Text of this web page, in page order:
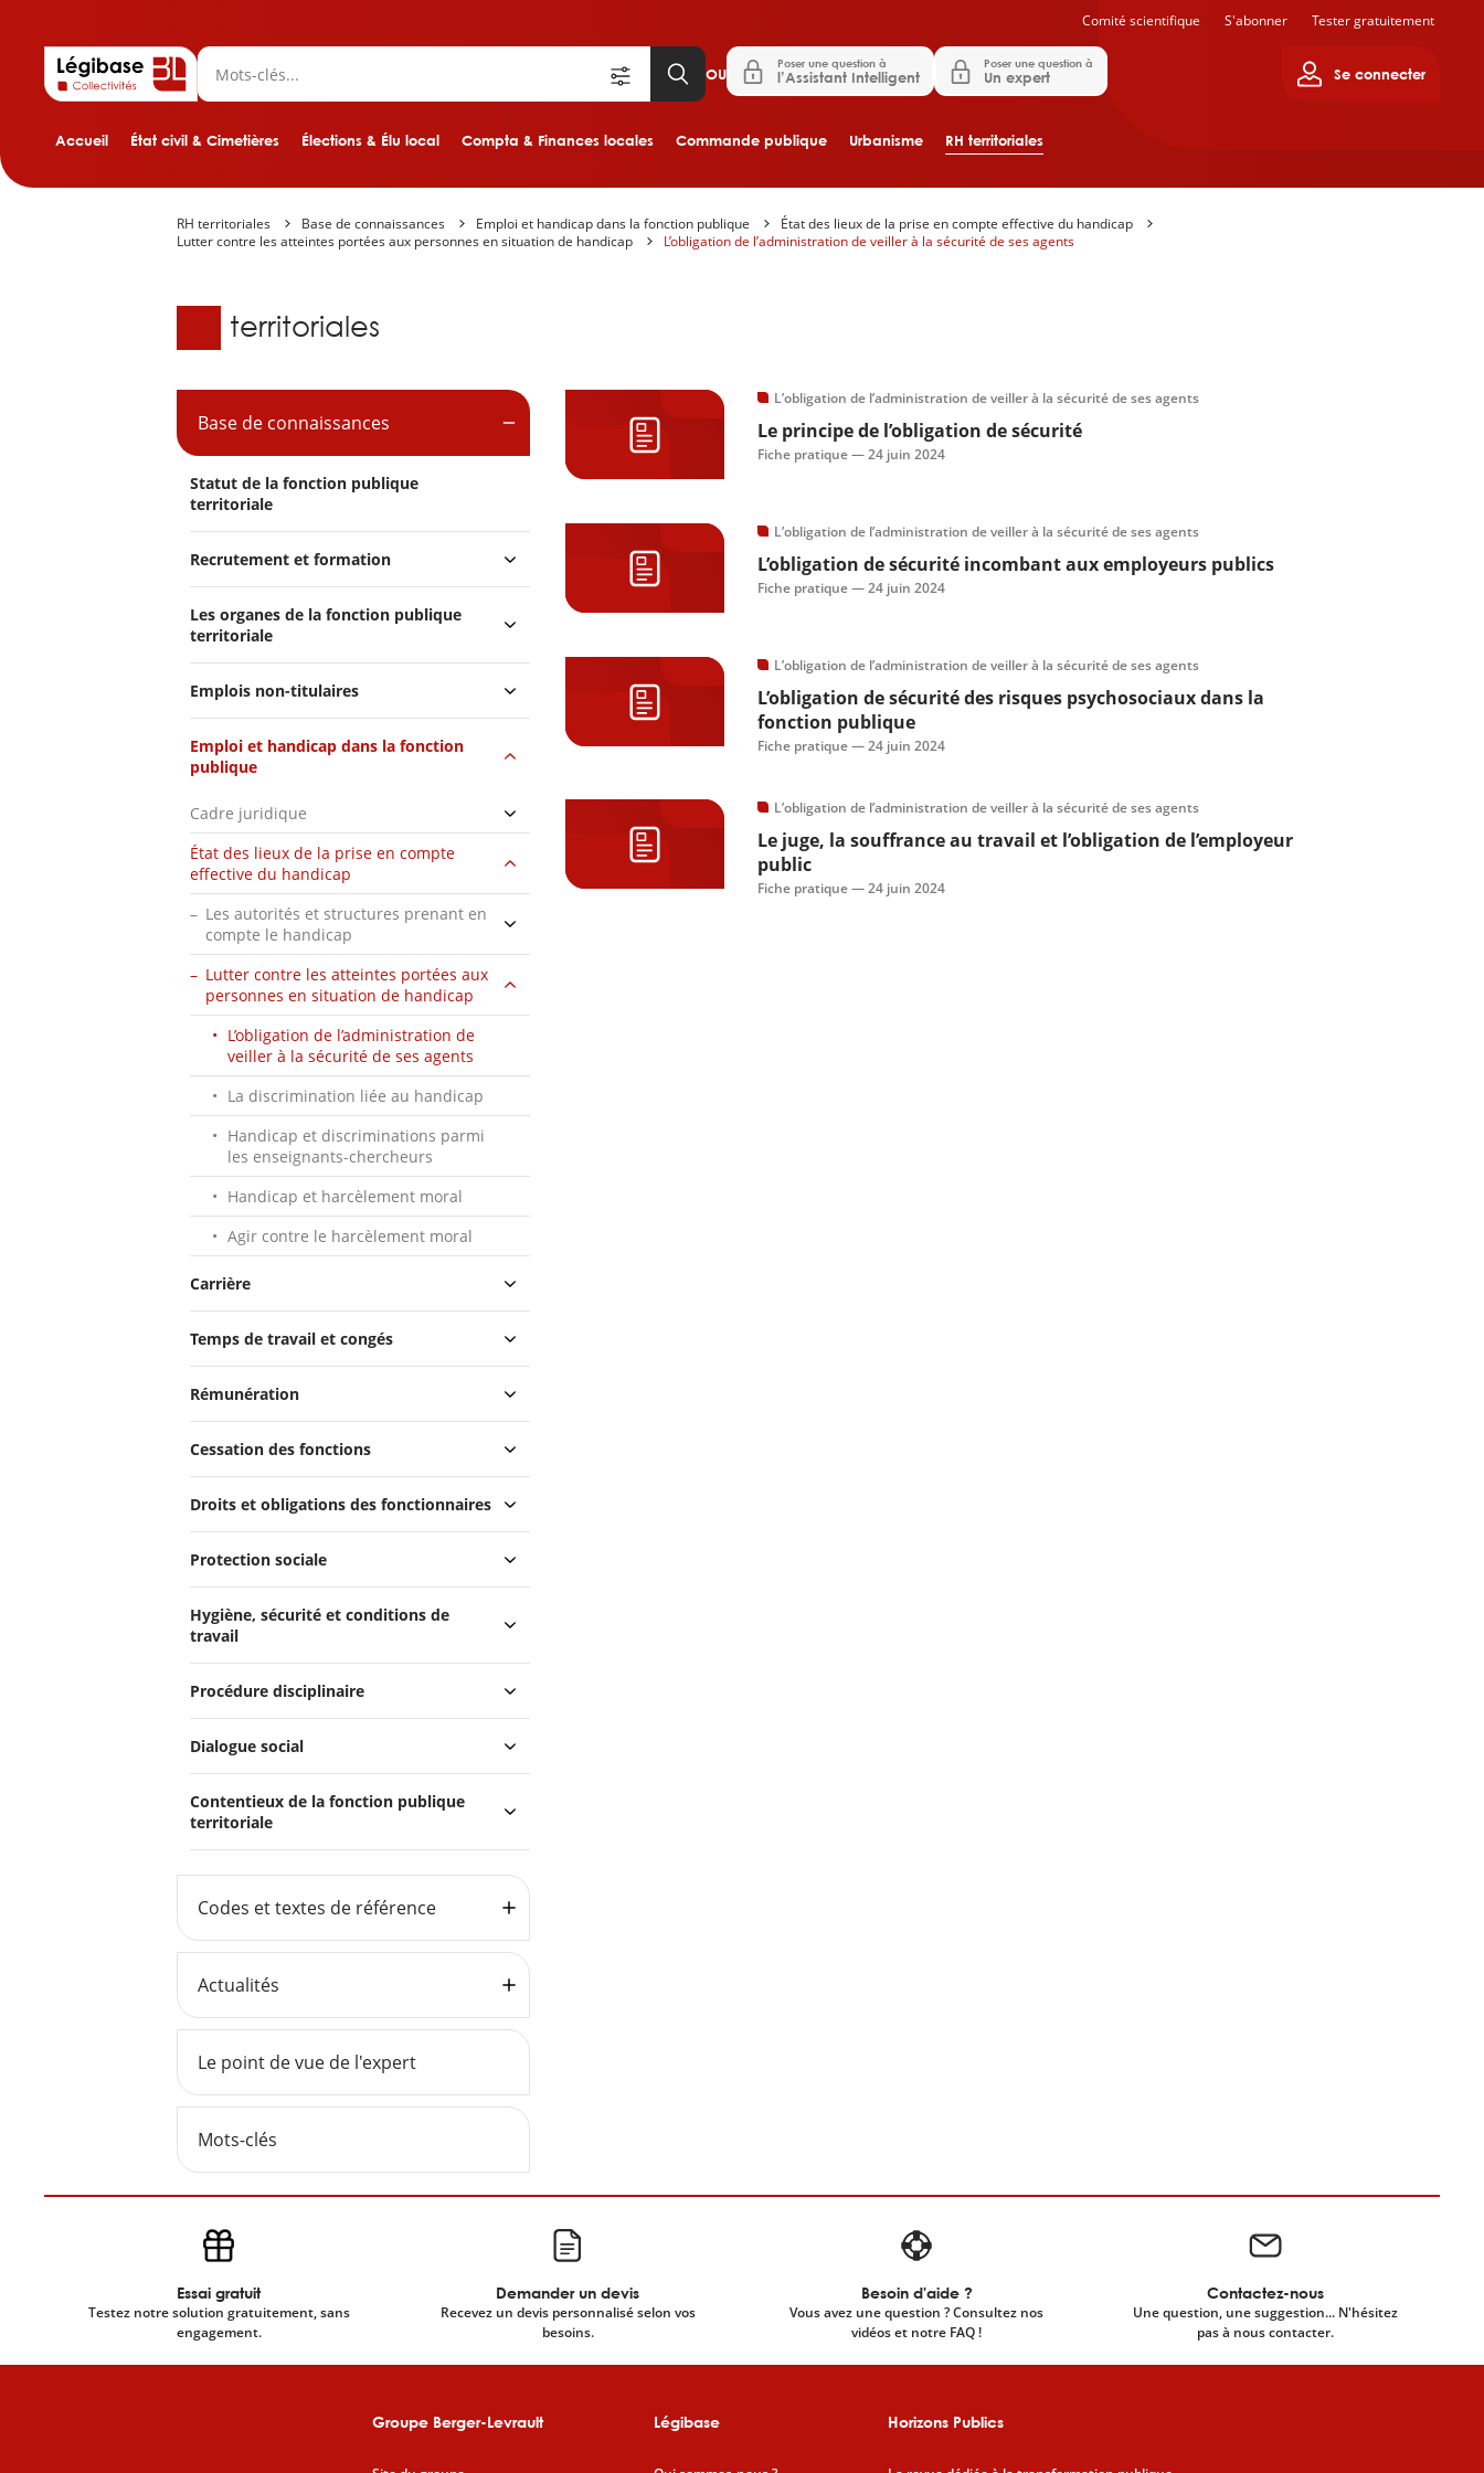
Aller au contenu principal
Accueil État civil & Cimetières Élections & Élu local Compta & Finances locales Commande publique Urbanisme RH territoriales
OU
Poser une question à
l’Assistant Intelligent
Poser une question à
Un expert Se connecter
Comité scientifique S'abonner Tester gratuitement
RH territoriales Base de connaissances Emploi et handicap dans la fonction publique
État des lieux de la prise en compte effective du handicap
Lutter contre les atteintes portées aux personnes en situation de handicap
L’obligation de l’administration de veiller à la sécurité de ses agents
Base de connaissances
RH territoriales
L’obligation de l’administration de veiller à la sécurité de ses agents
Le principe de l’obligation de sécurité
Fiche pratique —24 juin 2024
L’obligation de l’administration de veiller à la sécurité de ses agents
L’obligation de sécurité incombant aux employeurs publics
Fiche pratique —24 juin 2024
L’obligation de l’administration de veiller à la sécurité de ses agents
L’obligation de sécurité des risques psychosociaux dans la
fonction publique
Fiche pratique —24 juin 2024
L’obligation de l’administration de veiller à la sécurité de ses agents
Le juge, la souffrance au travail et l’obligation de l’employeur
public
Fiche pratique —24 juin 2024
Base de connaissances
Statut de la fonction publique
territoriale
Recrutement et formation
Les organes de la fonction publique
territoriale
Emplois non-titulaires
Emploi et handicap dans la fonction
publique
Cadre juridique
État des lieux de la prise en compte
effective du handicap
Les autorités et structures prenant en
compte le handicap
Lutter contre les atteintes portées aux
personnes en situation de handicap
L’obligation de l’administration de
veiller à la sécurité de ses agents
La discrimination liée au handicap
Handicap et discriminations parmi
les enseignants-chercheurs
Handicap et harcèlement moral
Agir contre le harcèlement moral
Carrière
Temps de travail et congés
Rémunération
Cessation des fonctions
Droits et obligations des fonctionnaires
Protection sociale
Hygiène, sécurité et conditions de
travail
Procédure disciplinaire
Dialogue social
Contentieux de la fonction publique
territoriale
Codes et textes de référence
Actualités
Le point de vue de l'expert
Mots-clés
Essai gratuit
Testez notre solution gratuitement, sans
engagement.
Demander un devis
Recevez un devis personnalisé selon vos
besoins.
Besoin d'aide ?
Vous avez une question ? Consultez nos
vidéos et notre FAQ !
Contactez-nous
Une question, une suggestion... N'hésitez
pas à nous contacter.
Groupe Berger-Levrault Légibase Horizons Publics